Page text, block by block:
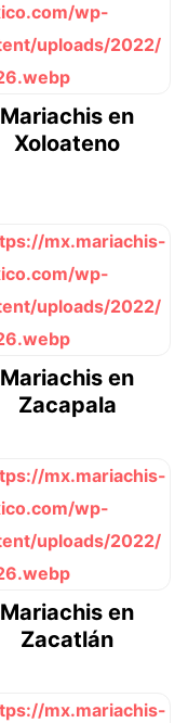
Mariachis en
Xoloateno
Mariachis en
Zacapala
Mariachis en
Zacatlán